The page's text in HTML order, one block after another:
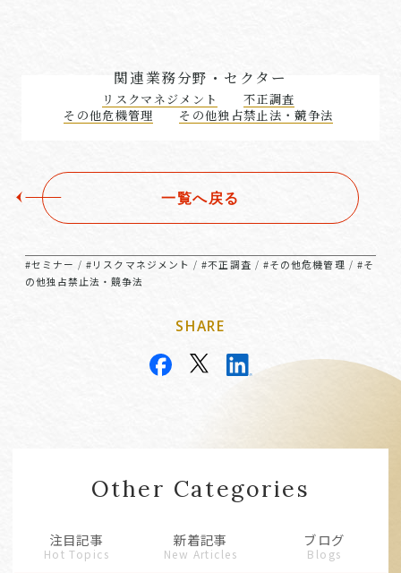
関連業務分野・セクター
リスクマネジメント
不正調査
その他危機管理
その他独占禁止法・競争法
一覧へ戻る
#セミナー /#リスクマネジメント /#不正調査 / #その他危機管理 / #そ
の他独占禁止法・競争法
SHARE
Other Categories
注目記事
Hot Topics
新着記事
New Articles
ブログ
Blogs